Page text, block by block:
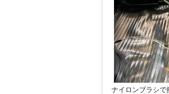
ナイロンブラシで